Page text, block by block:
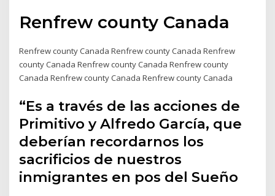
Renfrew county Canada
Renfrew county Canada Renfrew county Canada Renfrew
county Canada Renfrew county Canada Renfrew county
Canada Renfrew county Canada Renfrew county Canada
“Es a través de las acciones de
Primitivo y Alfredo García, que
deberían recordarnos los
sacrificios de nuestros
inmigrantes en pos del Sueño